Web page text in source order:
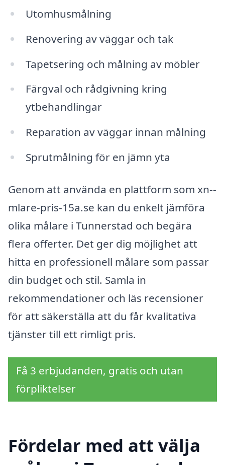
Utomhusmålning
Renovering av väggar och tak
Tapetsering och målning av möbler
Färgval och rådgivning kring
ytbehandlingar
Reparation av väggar innan målning
Sprutmålning för en jämn yta
Genom att använda en plattform som xn--
mlare-pris-15a.se kan du enkelt jämföra
olika målare i Tunnerstad och begära
flera offerter. Det ger dig möjlighet att
hitta en professionell målare som passar
din budget och stil. Samla in
rekommendationer och läs recensioner
för att säkerställa att du får kvalitativa
tjänster till ett rimligt pris.
Få 3 erbjudanden, gratis och utan
förpliktelser
Fördelar med att välja